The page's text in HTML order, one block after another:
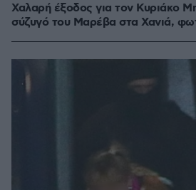
Χαλαρή έξοδος για τον Κυριάκο
σύζυγό του Μαρέβα στα Χανιά,